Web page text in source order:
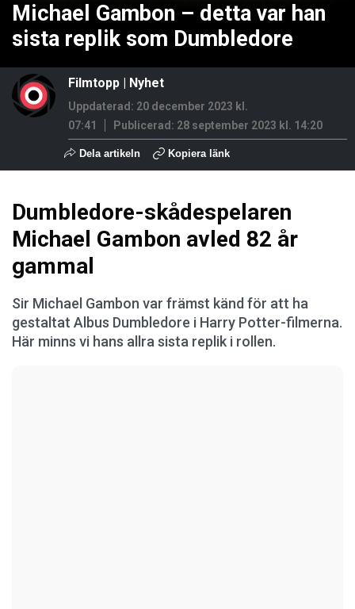
Michael Gambon – detta var han
sista replik som Dumbledore
Filmtopp | Nyhet
Uppdaterad: 20 december 2023 kl.
07:41
Publicerad: 28 september 2023 kl. 14:20
Dela artikeln Kopiera länk
Dumbledore-skådespelaren
Michael Gambon avled 82 år
gammal
Sir Michael Gambon var främst känd för att ha
gestaltat Albus Dumbledore i Harry Potter-filmerna.
Här minns vi hans allra sista replik i rollen.